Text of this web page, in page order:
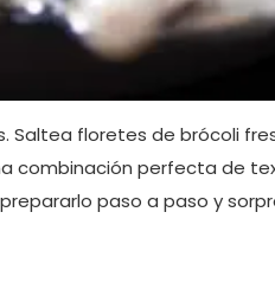
Saltea floretes de brócoli
combinación perfecta de
paso a paso y